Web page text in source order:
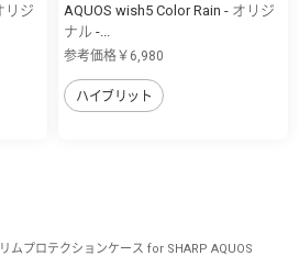
リジ
AQUOS wish5 Color Rain - オリジ
ナル -...
参考価格￥6,980
ハイブリット
リムプロテクションケース for SHARP AQUOS